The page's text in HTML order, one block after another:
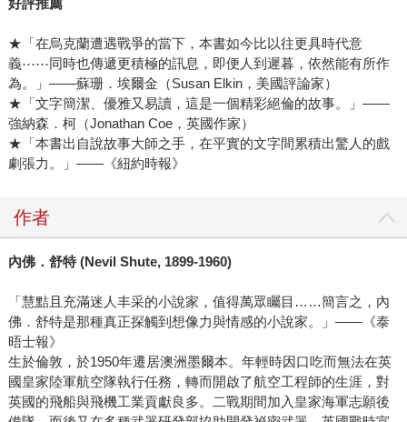
好評推薦
★「在烏克蘭遭遇戰爭的當下，本書如今比以往更具時代意
義⋯⋯同時也傳遞更積極的訊息，即便人到遲暮，依然能有所作
為。」——蘇珊．埃爾金（Susan Elkin，美國評論家）
★「文字簡潔、優雅又易讀，這是一個精彩絕倫的故事。」——
強納森．柯（Jonathan Coe，英國作家）
★「本書出自說故事大師之手，在平實的文字間累積出驚人的戲
劇張力。」――《紐約時報》
作者
內佛．舒特 (Nevil Shute, 1899-1960)
「慧黠且充滿迷人丰采的小說家，值得萬眾矚目……簡言之，內
佛．舒特是那種真正探觸到想像力與情感的小說家。」——《泰
晤士報》
生於倫敦，於1950年遷居澳洲墨爾本。年輕時因口吃而無法在英
國皇家陸軍航空隊執行任務，轉而開啟了航空工程師的生涯，對
英國的飛船與飛機工業貢獻良多。二戰期間加入皇家海軍志願後